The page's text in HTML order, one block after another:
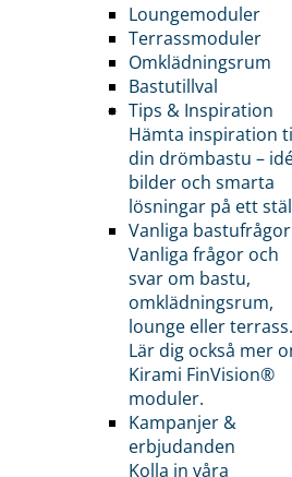
Loungemoduler
Terrassmoduler
Omklädningsrum
Bastutillval
Tips & Inspiration
Hämta inspiration
din drömbastu –
bilder och smarta
lösningar på ett
Vanliga bastufrågor
Vanliga frågor och
svar om bastu,
omklädningsrum,
lounge eller terrass.
Lär dig också mer
Kirami FinVision®
moduler.
Kampanjer &
erbjudanden
Kolla in våra